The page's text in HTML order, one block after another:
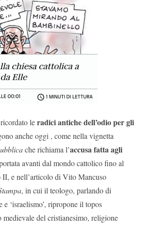
leradici antiche dell’odio per gli
anche oggi , come nella vignetta
che richiama l’accusa fatta agli
avanti dal mondo cattolico fino al
e nell’articolo di Vito Mancuso
, in cui il teologo, parlando di
e ‘israelismo’, ripropone il topos
medievale del cristianesimo, religione